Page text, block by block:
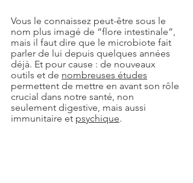
Vous le connaissez peut-être sous le
nom plus imagé de “flore intestinale”,
mais il faut dire que le microbiote fait
parler de lui depuis quelques années
déjà. Et pour cause : de nouveaux
outils et de nombreuses études
permettent de mettre en avant son rôle
crucial dans notre santé, non
seulement digestive, mais aussi
immunitaire et psychique.